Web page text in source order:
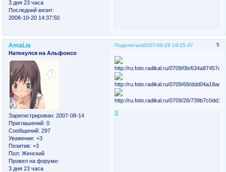
3 дня 23 часа
Последний визит:
2008-10-20 14:37:50
Поделиться 5
2007-09-29 19:25:47
AmaLia
Наткнулся на Альфонсо
Зарегистрирован: 2007-08-14
Приглашений: 0
Сообщений: 297
Уважение: +3
Позитив: +3
Пол: Женский
Провел на форуме:
3 дня 23 часа
0